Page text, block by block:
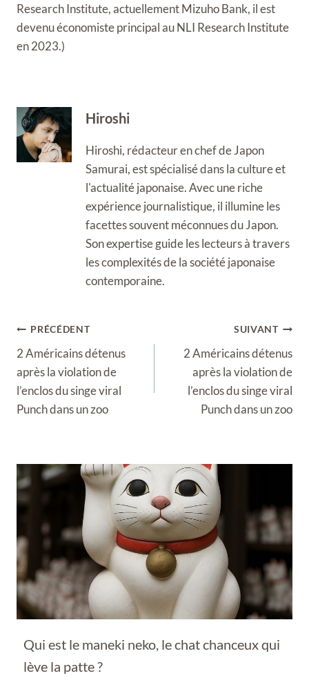
Research Institute, actuellement Mizuho Bank, il est
devenu économiste principal au NLI Research Institute
en 2023.)
Hiroshi
Hiroshi, rédacteur en chef de Japon
Samurai, est spécialisé dans la culture et
l'actualité japonaise. Avec une riche
expérience journalistique, il illumine les
facettes souvent méconnues du Japon.
Son expertise guide les lecteurs à travers
les complexités de la société japonaise
contemporaine.
Navigation
de
l’article
PRÉCÉDENT
2 Américains détenus
après la violation de
l’enclos du singe viral
Punch dans un zoo
SUIVANT
2 Américains détenus
après la violation de
l’enclos du singe viral
Punch dans un zoo
Qui est le maneki neko, le chat chanceux qui
lève la patte ?